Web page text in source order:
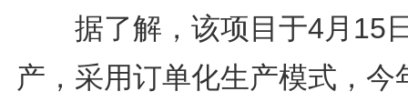
据了解，该项目于4月15
产，采用订单化生产模式，今